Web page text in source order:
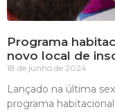
Programa
novo local de
18 de junho de 2024
Lançado na última
programa